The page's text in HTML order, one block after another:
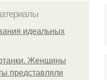
идеальных
Женщины
представляли